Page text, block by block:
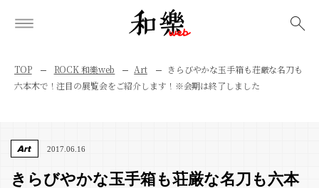
TOP ROCK 和樂web Art
きらびやかな玉手箱も荘厳な名刀も
六本木で！注目の展覧会をご紹介します！※会期は終了しました
Art 2017.06.16
きらびやかな玉手箱も荘厳な名刀も六本